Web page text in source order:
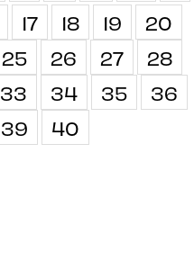
17 18 19
20
25 26 27
28
33 34 35
36
39 40